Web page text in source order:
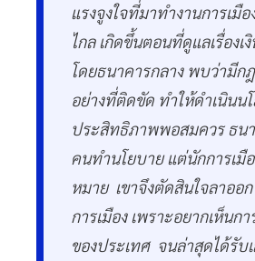
แรงจูงใจที่มาทำงานการเมื
ไกล เกิดขึ้นตอนที่ดูแลเรื่อง
โดยธนาคารกลาง พบว่ามีก
อย่างที่ติดขัด ทำให้ดำเนินน
ประสิทธิภาพพอสมควร ธน
คนทำนโยบาย แต่นักการเมื
หมาย เขาจึงตัดสินใจลาออ
การเมือง เพราะอยากเห็นก
ของประเทศ จนล่าสุดได้รับ